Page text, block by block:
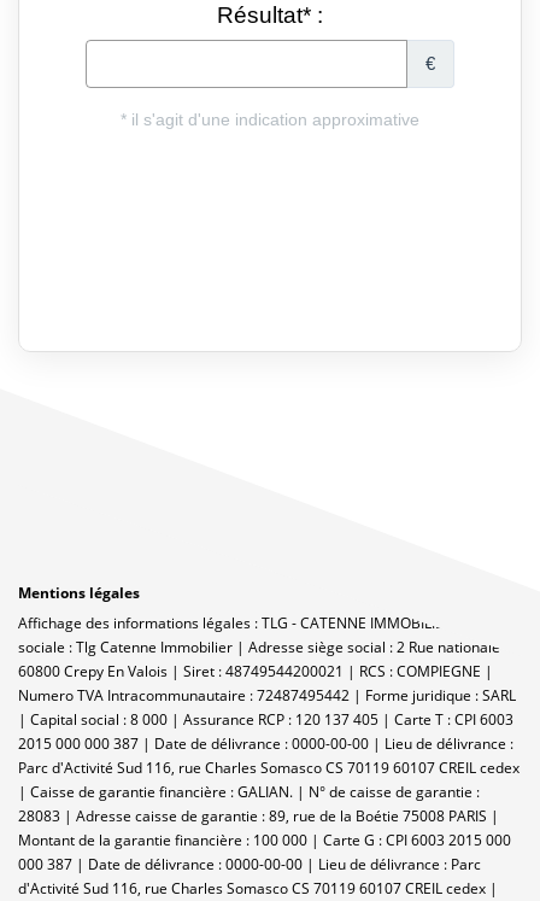
Mentions légales
Affichage des informations légales : TLG - CATENNE IMMOBILIER | Raison
sociale : Tlg Catenne Immobilier | Adresse siège social : 2 Rue nationale -
60800 Crepy En Valois | Siret : 48749544200021 | RCS : COMPIEGNE |
Numero TVA Intracommunautaire : 72487495442 | Forme juridique : SARL
| Capital social : 8 000 | Assurance RCP : 120 137 405 | Carte T : CPI 6003
2015 000 000 387 | Date de délivrance : 0000-00-00 | Lieu de délivrance :
Parc d'Activité Sud 116, rue Charles Somasco CS 70119 60107 CREIL cedex
| Caisse de garantie financière : GALIAN. | N° de caisse de garantie :
28083 | Adresse caisse de garantie : 89, rue de la Boétie 75008 PARIS |
Montant de la garantie financière : 100 000 | Carte G : CPI 6003 2015 000
000 387 | Date de délivrance : 0000-00-00 | Lieu de délivrance : Parc
d'Activité Sud 116, rue Charles Somasco CS 70119 60107 CREIL cedex |